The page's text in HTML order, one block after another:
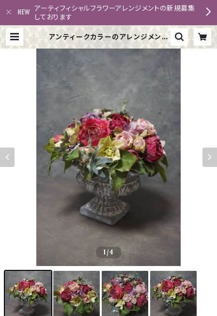
アーティフィシャルフラワーアレンジメントの新規募集
しております
アンティークカラーのアレンジメント
| putiprincess K
1/4